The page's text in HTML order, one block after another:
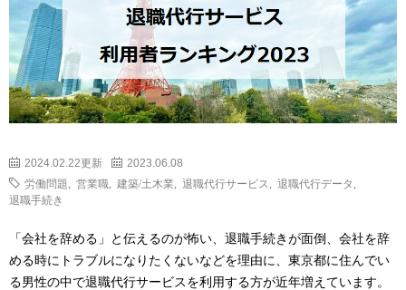
2024.02.22更新 2023.06.08
労働問題 営業職 建築/土木業 退職代行サービス 退職代行データ
退職手続き
「会社を辞める」と伝えるのが怖い、退職手続きが面倒、会社を辞
める時にトラブルになりたくないなどを理由に、東京都に住んでい
る男性の中で退職代行サービスを利用する方が近年増えています。